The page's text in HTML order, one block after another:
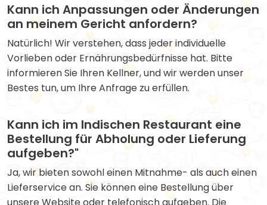
Kann ich Anpassungen oder Änderungen
an meinem Gericht anfordern?
Natürlich! Wir verstehen, dass jeder individuelle
Vorlieben oder Ernährungsbedürfnisse hat. Bitte
informieren Sie Ihren Kellner, und wir werden unser
Bestes tun, um Ihre Anfrage zu erfüllen.
Kann ich im Indischen Restaurant eine
Bestellung für Abholung oder Lieferung
aufgeben?"
Ja, wir bieten sowohl einen Mitnahme- als auch einen
Lieferservice an. Sie können eine Bestellung über
unsere Website oder telefonisch aufgeben. Die